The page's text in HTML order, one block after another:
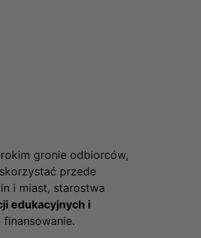
gronie odbiorców,
przede
i miast, starostwa
edukacyjnych i